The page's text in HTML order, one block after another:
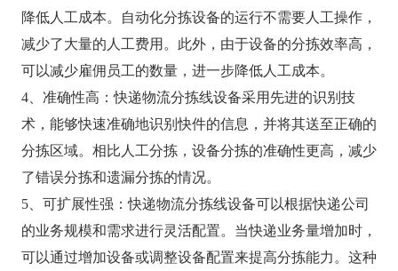
降低人工成本。自动化分拣设备的运行不需要人工操作，
减少了大量的人工费用。此外，由于设备的分拣效率高，
可以减少雇佣员工的数量，进一步降低人工成本。
4、准确性高：快递物流分拣线设备采用先进的识别技
术，能够快速准确地识别快件的信息，并将其送至正确的
分拣区域。相比人工分拣，设备分拣的准确性更高，减少
了错误分拣和遗漏分拣的情况。
5、可扩展性强：快递物流分拣线设备可以根据快递公司
的业务规模和需求进行灵活配置。当快递业务量增加时，
可以通过增加设备或调整设备配置来提高分拣能力。这种